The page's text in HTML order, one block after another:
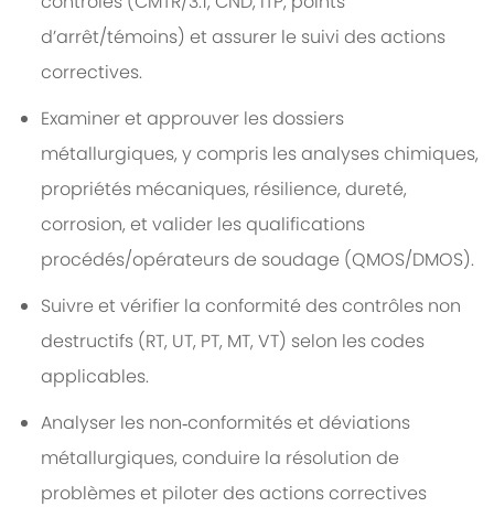
d’arrêt/témoins) et assurer le suivi des actions
correctives.
Examiner et approuver les dossiers
métallurgiques, y compris les analyses chimiques,
propriétés mécaniques, résilience, dureté,
corrosion, et valider les qualifications
procédés/opérateurs de soudage (QMOS/DMOS).
Suivre et vérifier la conformité des contrôles non
destructifs (RT, UT, PT, MT, VT) selon les codes
applicables.
Analyser les non‑conformités et déviations
métallurgiques, conduire la résolution de
problèmes et piloter des actions correctives